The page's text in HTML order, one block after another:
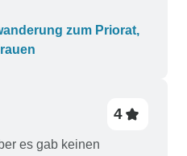
zum Priorat,
4
es gab keinen